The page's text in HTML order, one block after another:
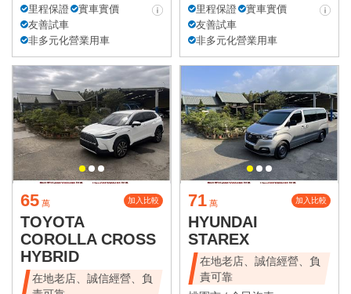
里程保證
實車實價
友善試車
非多元化營業用車
里程保證
實車實價
友善試車
非多元化營業用車
65 萬 加入比較
TOYOTA
COROLLA CROSS
HYBRID
在地老店、誠信經營、負
71 萬 加入比較
HYUNDAI
STAREX
在地老店、誠信經營、負
責可靠